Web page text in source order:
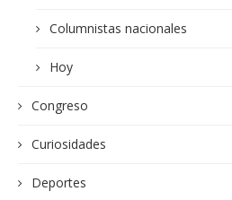
Columnistas nacionales
Hoy
Congreso
Curiosidades
Deportes